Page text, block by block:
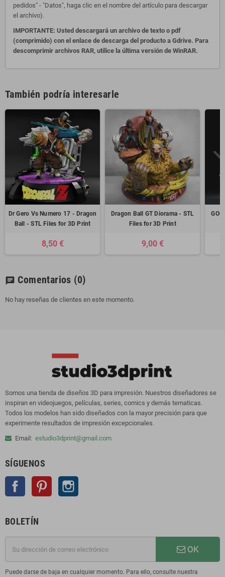
pedidos" - "Datos", haga clic en el nombre del artículo para descargar
el archivo).
IMPORTANTE: Usted descargará un archivo de texto o pdf
(comprimido) con el enlace de descarga del producto a Gdrive. Para
descomprimir archivos RAR, utilice la última versión de WinRAR.
También podría interesarle
Dr Gero Vs Numero 17 - Dragon
Ball - STL Files for 3D Print
8,50 €
Dragon Ball GT Diorama - STL
Files for 3D Print
9,00 €
chat Comentarios (0)
No hay reseñas de clientes en este momento.
Somos una tienda de diseños 3D para impresión. Nuestros diseñadores se
inspiran en videojuegos, películas, series, comics y demás tematicas.
Todos los modelos han sido diseñados con la mayor precisión para que
experimente resultados de impresión excepcionales.
Email: estudio3dprint@gmail.com
SÍGUENOS
Facebook Pinterest
BOLETÍN
OK
Puede darse de baja en cualquier momento. Para ello, consulte nuestra